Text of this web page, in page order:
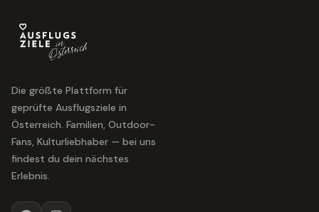
Die größte Plattform für
geprüfte Ausflugsziele in
Österreich. Familien, Outdoor-
Fans, Kulturliebhaber — bei uns
findest du dein nächstes
Erlebnis.